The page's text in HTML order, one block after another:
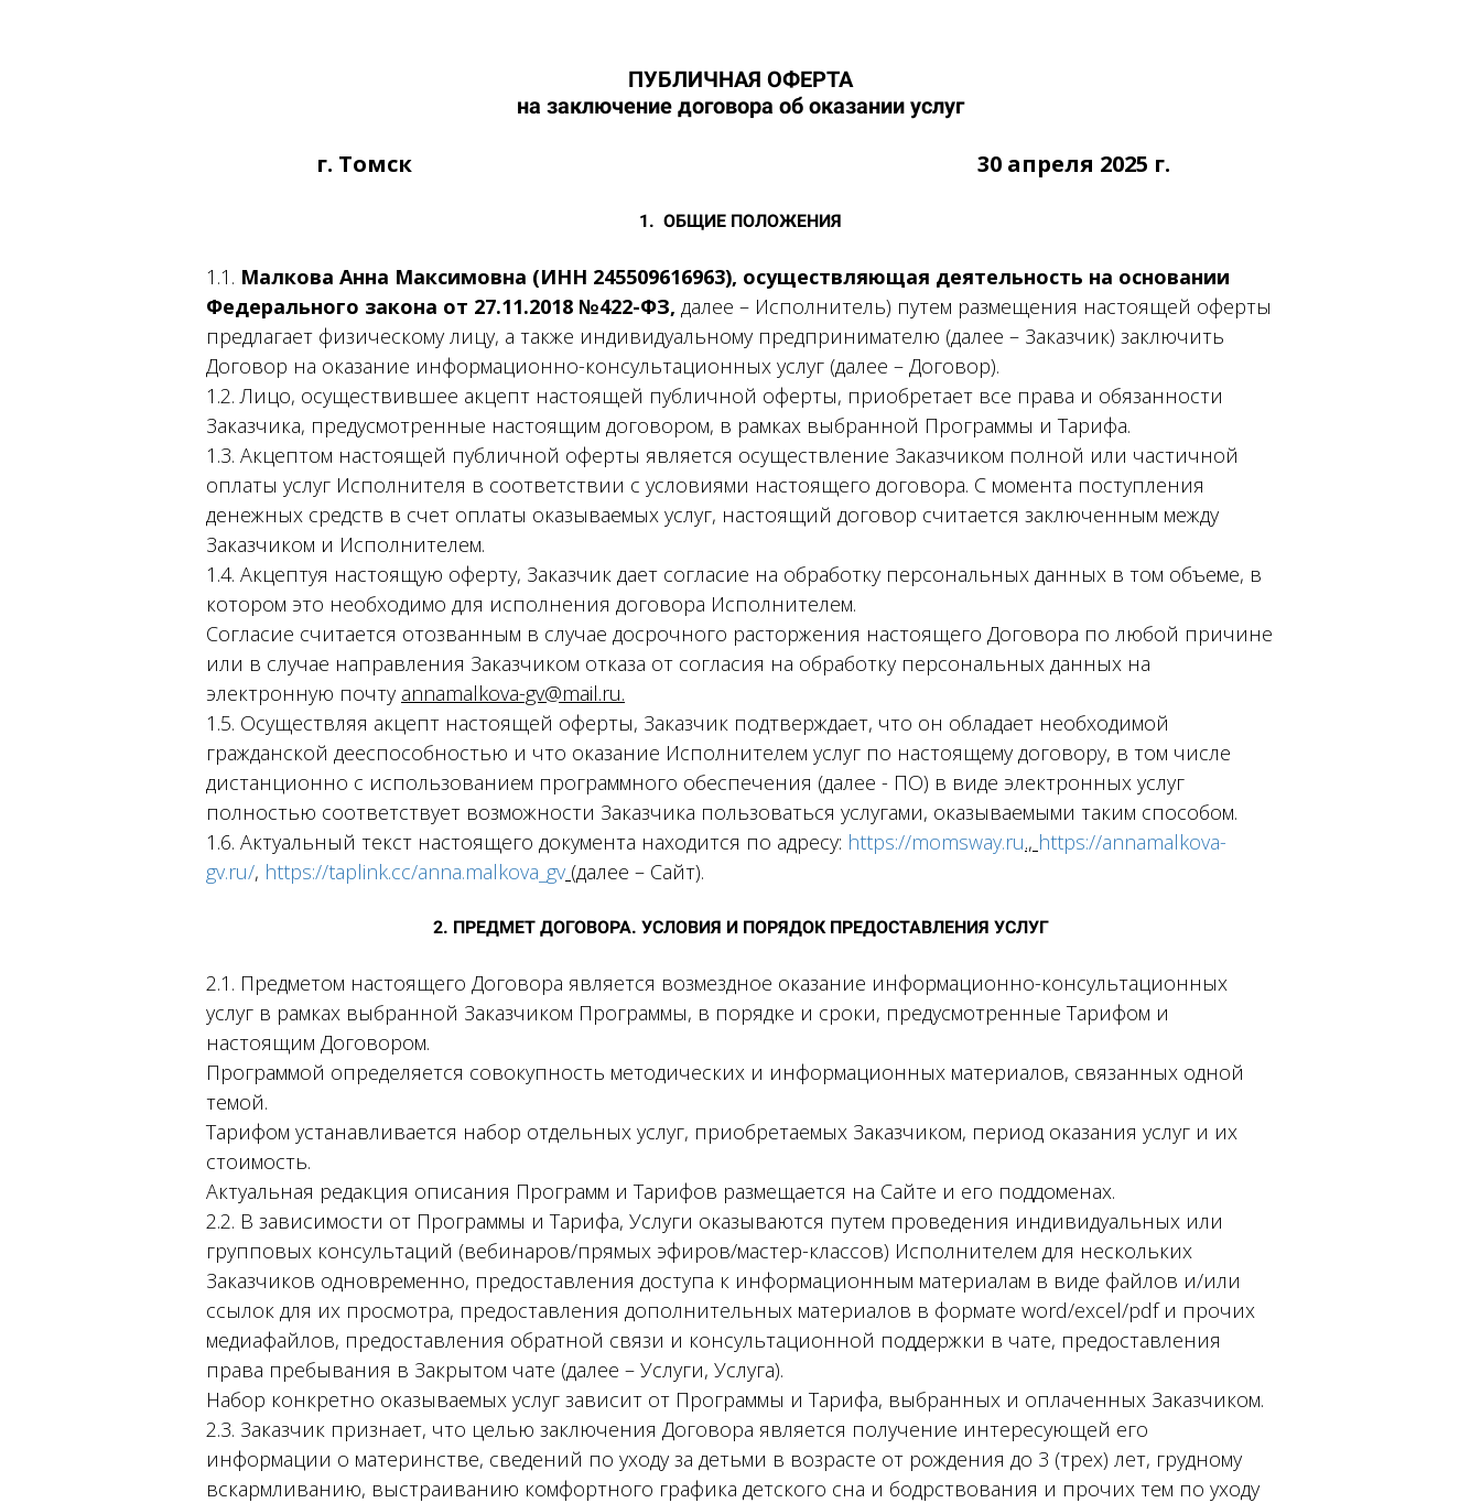
ПУБЛИЧНАЯ ОФЕРТА
на заключение договора об оказании услуг
г. Томск 30 апреля 2025 г.
1. ОБЩИЕ ПОЛОЖЕНИЯ
1.1. Малкова Анна Максимовна (ИНН 245509616963), осуществляющая деятельность на основании
Федерального закона от 27.11.2018 №422-ФЗ, далее – Исполнитель) путем размещения настоящей оферты
предлагает физическому лицу, а также индивидуальному предпринимателю (далее – Заказчик) заключить
Договор на оказание информационно-консультационных услуг (далее – Договор).
1.2. Лицо, осуществившее акцепт настоящей публичной оферты, приобретает все права и обязанности
Заказчика, предусмотренные настоящим договором, в рамках выбранной Программы и Тарифа.
1.3. Акцептом настоящей публичной оферты является осуществление Заказчиком полной или частичной
оплаты услуг Исполнителя в соответствии с условиями настоящего договора. С момента поступления
денежных средств в счет оплаты оказываемых услуг, настоящий договор считается заключенным между
Заказчиком и Исполнителем.
1.4. Акцептуя настоящую оферту, Заказчик дает согласие на обработку персональных данных в том объеме, в
котором это необходимо для исполнения договора Исполнителем.
Согласие считается отозванным в случае досрочного расторжения настоящего Договора по любой причине
или в случае направления Заказчиком отказа от согласия на обработку персональных данных на
электронную почту annamalkova-gv@mail.ru.
1.5. Осуществляя акцепт настоящей оферты, Заказчик подтверждает, что он обладает необходимой
гражданской дееспособностью и что оказание Исполнителем услуг по настоящему договору, в том числе
дистанционно с использованием программного обеспечения (далее - ПО) в виде электронных услуг
полностью соответствует возможности Заказчика пользоваться услугами, оказываемыми таким способом.
1.6. Актуальный текст настоящего документа находится по адресу: https://momsway.ru., https://annamalkova-
gv.ru/, https://taplink.cc/anna.malkova_gv (далее – Сайт).
2. ПРЕДМЕТ ДОГОВОРА. УСЛОВИЯ И ПОРЯДОК ПРЕДОСТАВЛЕНИЯ УСЛУГ
2.1. Предметом настоящего Договора является возмездное оказание информационно-консультационных
услуг в рамках выбранной Заказчиком Программы, в порядке и сроки, предусмотренные Тарифом и
настоящим Договором.
Программой определяется совокупность методических и информационных материалов, связанных одной
темой.
Тарифом устанавливается набор отдельных услуг, приобретаемых Заказчиком, период оказания услуг и их
стоимость.
Актуальная редакция описания Программ и Тарифов размещается на Сайте и его поддоменах.
2.2. В зависимости от Программы и Тарифа, Услуги оказываются путем проведения индивидуальных или
групповых консультаций (вебинаров/прямых эфиров/мастер-классов) Исполнителем для нескольких
Заказчиков одновременно, предоставления доступа к информационным материалам в виде файлов и/или
ссылок для их просмотра, предоставления дополнительных материалов в формате word/excel/pdf и прочих
медиафайлов, предоставления обратной связи и консультационной поддержки в чате, предоставления
права пребывания в Закрытом чате (далее – Услуги, Услуга).
Набор конкретно оказываемых услуг зависит от Программы и Тарифа, выбранных и оплаченных Заказчиком.
2.3. Заказчик признает, что целью заключения Договора является получение интересующей его
информации о материнстве, сведений по уходу за детьми в возрасте от рождения до 3 (трех) лет, грудному
вскармливанию, выстраиванию комфортного графика детского сна и бодрствования и прочих тем по уходу